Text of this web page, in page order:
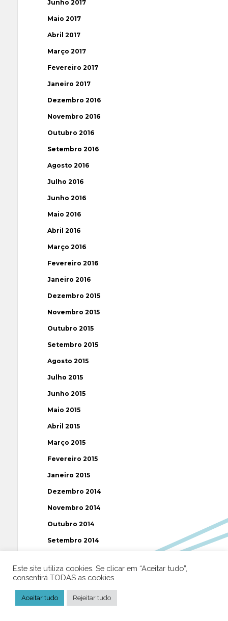
Junho 2017
Maio 2017
Abril 2017
Março 2017
Fevereiro 2017
Janeiro 2017
Dezembro 2016
Novembro 2016
Outubro 2016
Setembro 2016
Agosto 2016
Julho 2016
Junho 2016
Maio 2016
Abril 2016
Março 2016
Fevereiro 2016
Janeiro 2016
Dezembro 2015
Novembro 2015
Outubro 2015
Setembro 2015
Agosto 2015
Julho 2015
Junho 2015
Maio 2015
Abril 2015
Março 2015
Fevereiro 2015
Janeiro 2015
Dezembro 2014
Novembro 2014
Outubro 2014
Setembro 2014
Julho 2014
Junho 2014
Maio 2014
Este site utiliza cookies. Se clicar em “Aceitar tudo”,
consentirá TODAS as cookies.
Aceitar tudo Rejeitar tudo